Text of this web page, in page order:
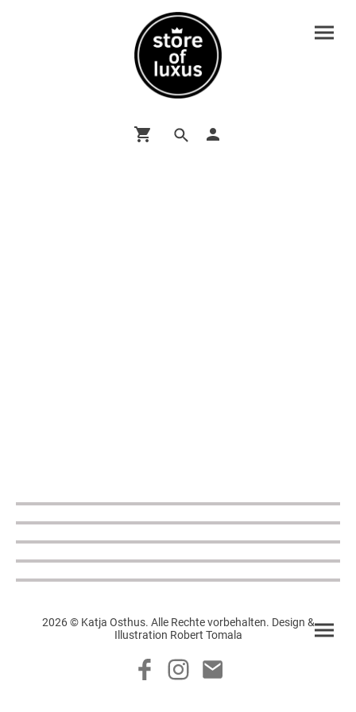
2026 © Katja Osthus. Alle Rechte vorbehalten. Design &
Illustration Robert Tomala